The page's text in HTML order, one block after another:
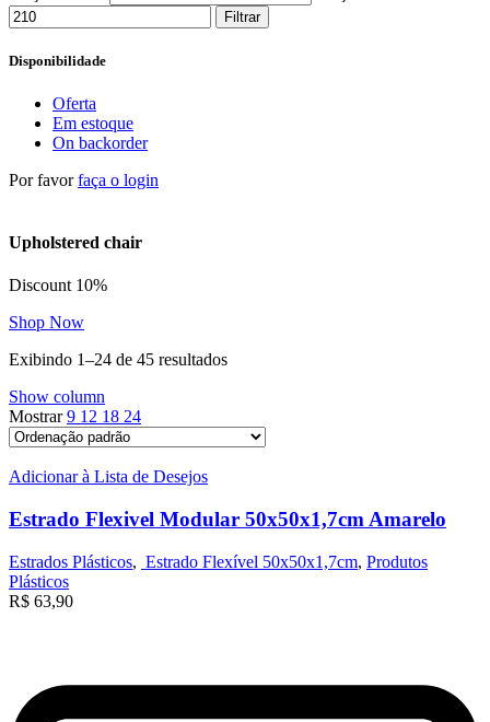
Filtrar
Disponibilidade
Oferta
Em estoque
On backorder
Por favorfaça o login
Upholstered chair
Discount 10%
Shop Now
Exibindo 1–24 de 45 resultados
Show column
Mostrar9 12 18 24
Adicionar à Lista de Desejos
Estrado Flexivel Modular 50x50x1,7cm Amarelo
Estrados Plásticos, Estrado Flexível 50x50x1,7cm, Produtos
Plásticos
R$ 63,90